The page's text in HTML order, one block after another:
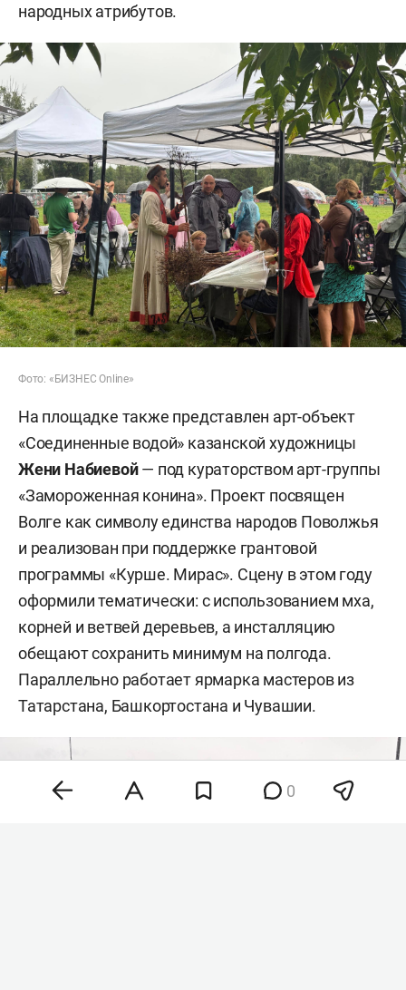
народных атрибутов.
Фото: «БИЗНЕС Online»
На площадке также представлен арт-объект
«Соединенные водой» казанской художницы
Жени Набиевой— под кураторством арт-группы
«Замороженная конина». Проект посвящен
Волге как символу единства народов Поволжья
и реализован при поддержке грантовой
программы «Курше. Мирас». Сцену в этом году
оформили тематически: с использованием мха,
корней и ветвей деревьев, а инсталляцию
обещают сохранить минимум на полгода.
Параллельно работает ярмарка мастеров из
Татарстана, Башкортостана и Чувашии.
0